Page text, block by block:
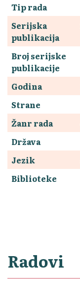
Tip rada
Serijska
publikacija
Broj serijske
publikacije
Godina
Strane
Žanr rada
Država
Jezik
Biblioteke
Radovi